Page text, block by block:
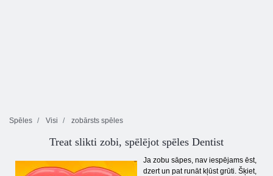
Spēles Visi zobārsts spēles
Treat slikti zobi, spēlējot spēles Dentist
Ja zobu sāpes, nav iespējams ēst,
dzert un pat runāt kļūst grūti. Šķiet,